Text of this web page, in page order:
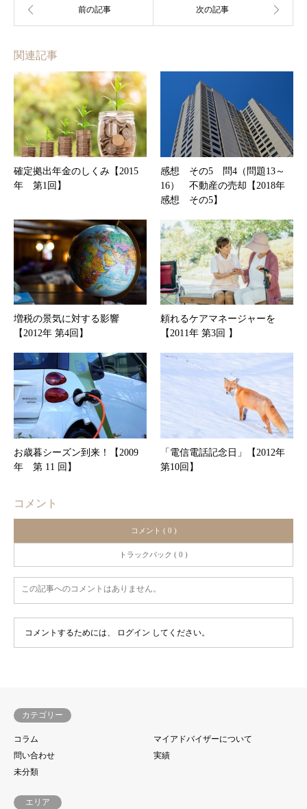
関連記事
確定拠出年金のしくみ【2015
年 第1回】
感想 その5 問4（問題13～
16） 不動産の売却【2018年
感想 その5】
増税の景気に対する影響
【2012年 第4回】
頼れるケアマネージャーを
【2011年 第3回 】
お歳暮シーズン到来！【2009
年 第 11 回】
「電信電話記念日」【2012年
第10回】
コメント
コメント ( 0 )
トラックバック ( 0 )
この記事へのコメントはありません。
コメントするためには、 ログイン してください。
カテゴリー
コラム
マイアドバイザーについて
問い合わせ
実績
未分類
エリア